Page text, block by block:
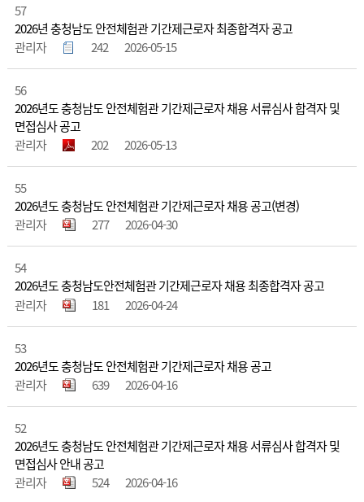
57
2026년 충청남도 안전체험관 기간제근로자 최종합격자 공고
관리자
242 2026-05-15
56
2026년도 충청남도 안전체험관 기간제근로자 채용 서류심사 합격자 및
면접심사 공고
관리자
202 2026-05-13
55
2026년도 충청남도 안전체험관 기간제근로자 채용 공고(변경)
관리자
277 2026-04-30
54
2026년도 충청남도안전체험관 기간제근로자 채용 최종합격자 공고
관리자
181 2026-04-24
53
2026년도 충청남도 안전체험관 기간제근로자 채용 공고
관리자
639 2026-04-16
52
2026년도 충청남도 안전체험관 기간제근로자 채용 서류심사 합격자 및
면접심사 안내 공고
관리자
524 2026-04-16